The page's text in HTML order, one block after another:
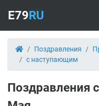
E79RU
Поздравления
с наступающим
Поздравления